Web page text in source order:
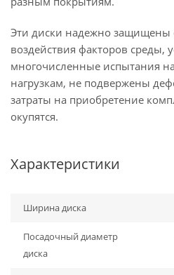
Эти диски надежно защищены
воздействия факторов среды,
многочисленные испытания
нагрузкам, не подвержены
затраты на приобретение
окупятся.
Характеристики
Ширина диска
Посадочный диаметр
диска